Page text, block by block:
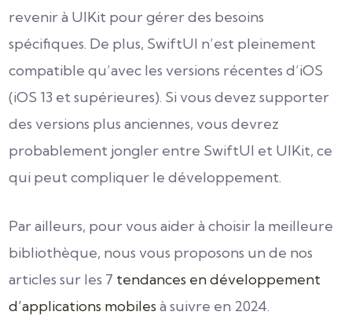
revenir à UIKit pour gérer des besoins
spécifiques. De plus, SwiftUI n’est pleinement
compatible qu’avec les versions récentes d’iOS
(iOS 13 et supérieures). Si vous devez supporter
des versions plus anciennes, vous devrez
probablement jongler entre SwiftUI et UIKit, ce
qui peut compliquer le développement.
Par ailleurs, pour vous aider à choisir la meilleure
bibliothèque, nous vous proposons un de nos
articles sur les 7 tendances en développement
d’applications mobiles à suivre en 2024.